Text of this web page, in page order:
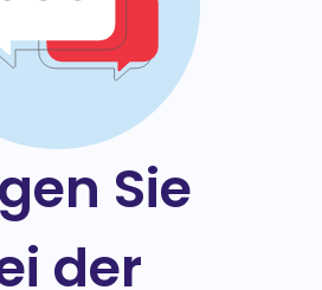
Sie
der